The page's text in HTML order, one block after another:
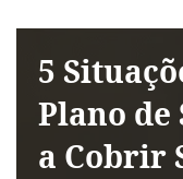
5
Plano de
a Cobrir